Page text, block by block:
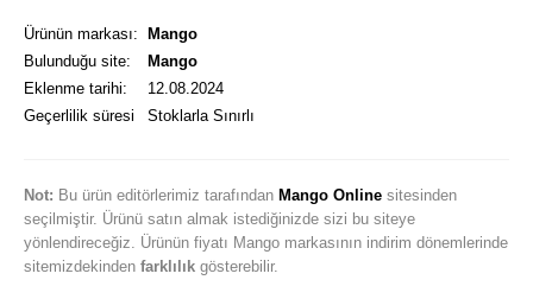
Ürünün markası:
Mango
Bulunduğu site:
Mango
Eklenme tarihi:
12.08.2024
Geçerlilik süresi
Stoklarla Sınırlı
Not: Bu ürün editörlerimiz tarafından Mango Onlinesitesinden
seçilmiştir. Ürünü satın almak istediğinizde sizi bu siteye
yönlendireceğiz. Ürünün fiyatı Mango markasının indirim dönemlerinde
sitemizdekinden farklılıkgösterebilir.